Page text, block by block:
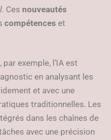
. Ces nouveautés
compétences et
exemple, l’IA est
en analysant les
et avec une
traditionnelles. Les
dans les chaînes de
avec une précision